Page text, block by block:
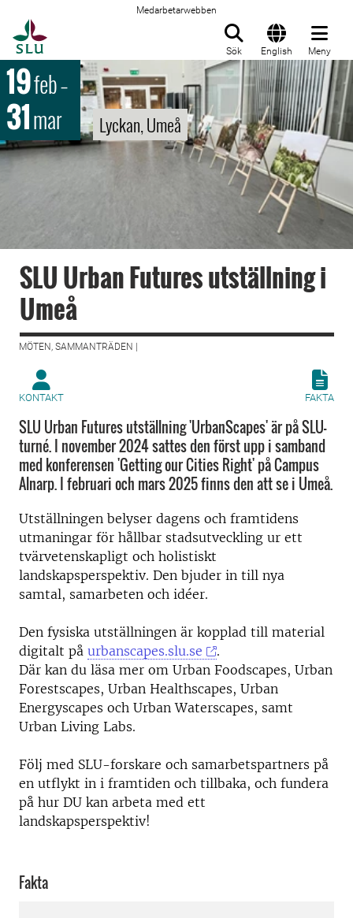
Medarbetarwebben
Sök English Meny
19feb–
31mar Lyckan, Umeå
SLU Urban Futures utställning i
Umeå
MÖTEN, SAMMANTRÄDEN |
KONTAKT FAKTA
SLU Urban Futures utställning 'UrbanScapes' är på SLU-
turné. I november 2024 sattes den först upp i samband
med konferensen 'Getting our Cities Right' på Campus
Alnarp. I februari och mars 2025 finns den att se i Umeå.
Utställningen belyser dagens och framtidens
utmaningar för hållbar stadsutveckling ur ett
tvärvetenskapligt och holistiskt
landskapsperspektiv. Den bjuder in till nya
samtal, samarbeten och idéer.
Den fysiska utställningen är kopplad till material
digitalt på urbanscapes.slu.se
.
Där kan du läsa mer om Urban Foodscapes, Urban
Forestscapes, Urban Healthscapes, Urban
Energyscapes och Urban Waterscapes, samt
Urban Living Labs.
Följ med SLU-forskare och samarbetspartners på
en utflykt in i framtiden och tillbaka, och fundera
på hur DU kan arbeta med ett
landskapsperspektiv!
Fakta